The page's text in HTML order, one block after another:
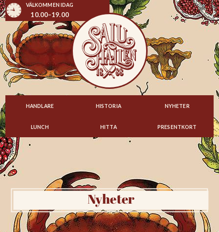
VÄLKOMMEN IDAG
10.00–19.00
HANDLARE HISTORIA NYHETER
LUNCH HITTA PRESENTKORT
Nyheter